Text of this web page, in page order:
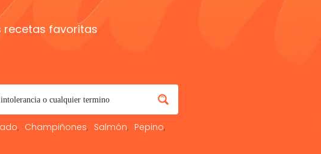
recetas favoritas
Champiñones Salmón
Pepino